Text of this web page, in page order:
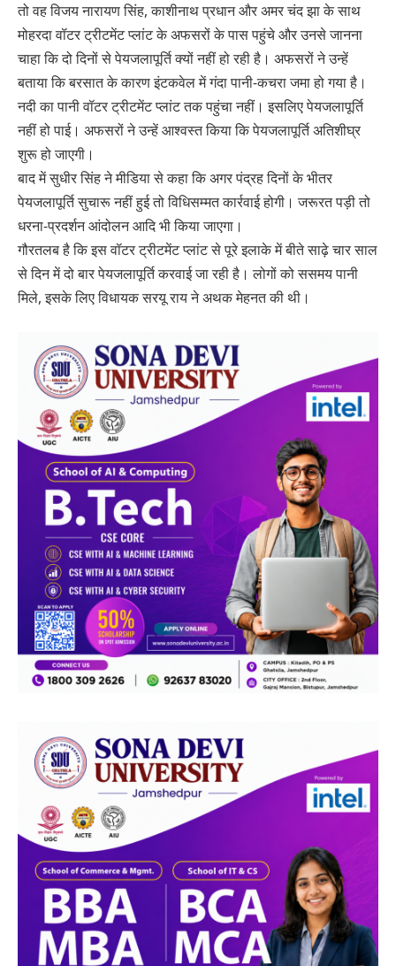
तो वह विजय नारायण सिंह, काशीनाथ प्रधान और अमर चंद झा के साथ
मोहरदा वॉटर ट्रीटमेंट प्लांट के अफसरों के पास पहुंचे और उनसे जानना
चाहा कि दो दिनों से पेयजलापूर्ति क्यों नहीं हो रही है। अफसरों ने उन्हें
बताया कि बरसात के कारण इंटकवेल में गंदा पानी-कचरा जमा हो गया है।
नदी का पानी वॉटर ट्रीटमेंट प्लांट तक पहुंचा नहीं। इसलिए पेयजलापूर्ति
नहीं हो पाई। अफसरों ने उन्हें आश्वस्त किया कि पेयजलापूर्ति अतिशीघ्र
शुरू हो जाएगी।
बाद में सुधीर सिंह ने मीडिया से कहा कि अगर पंद्रह दिनों के भीतर
पेयजलापूर्ति सुचारू नहीं हुई तो विधिसम्मत कार्रवाई होगी। जरूरत पड़ी तो
धरना-प्रदर्शन आंदोलन आदि भी किया जाएगा।
गौरतलब है कि इस वॉटर ट्रीटमेंट प्लांट से पूरे इलाके में बीते साढ़े चार साल
से दिन में दो बार पेयजलापूर्ति करवाई जा रही है। लोगों को ससमय पानी
मिले, इसके लिए विधायक सरयू राय ने अथक मेहनत की थी।